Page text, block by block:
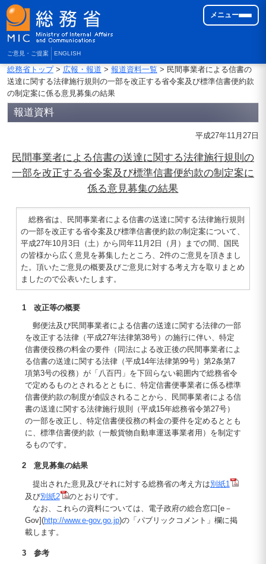
ご意見・ご提案 ENGLISH
メニュー
総務省トップ> 広報・報道 > 報道資料一覧> 民間事業者による信書の
送達に関する法律施行規則の一部を改正する省令案及び標準信書便約款
の制定案に係る意見募集の結果
報道資料
平成27年11月27日
民間事業者による信書の送達に関する法律施行規則の
一部を改正する省令案及び標準信書便約款の制定案に
係る意見募集の結果
総務省は、民間事業者による信書の送達に関する法律施行規則
の一部を改正する省令案及び標準信書便約款の制定案について、
平成27年10月3日（土）から同年11月2日（月）までの間、国民
の皆様から広く意見を募集したところ、2件のご意見を頂きまし
た。頂いたご意見の概要及びご意見に対する考え方を取りまとめ
ましたので公表いたします。
1 改正等の概要
郵便法及び民間事業者による信書の送達に関する法律の一部
を改正する法律（平成27年法律第38号）の施行に伴い、特定
信書便役務の料金の要件（同法による改正後の民間事業者によ
る信書の送達に関する法律（平成14年法律第99号）第2条第7
項第3号の役務）が「八百円」を下回らない範囲内で総務省令
で定めるものとされるとともに、特定信書便事業者に係る標準
信書便約款の制度が創設されることから、民間事業者による信
書の送達に関する法律施行規則（平成15年総務省令第27号）
の一部を改正し、特定信書便役務の料金の要件を定めるととも
に、標準信書便約款（一般貨物自動車運送事業者用）を制定す
るものです。
2 意見募集の結果
提出された意見及びそれに対する総務省の考え方は別紙1
及び別紙2
のとおりです。
なお、これらの資料については、電子政府の総合窓口[e－
Gov](http://www.e-gov.go.jp)の「パブリックコメント」欄に掲
載します。
3 参考